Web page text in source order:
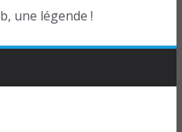
une légende !